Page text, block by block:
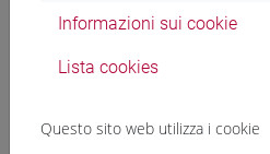
Docenti
FAGGIAN Silvia- 30h Lezione
Informazioni sui cookie
Lista cookies
Questo sito web utilizza i cookie